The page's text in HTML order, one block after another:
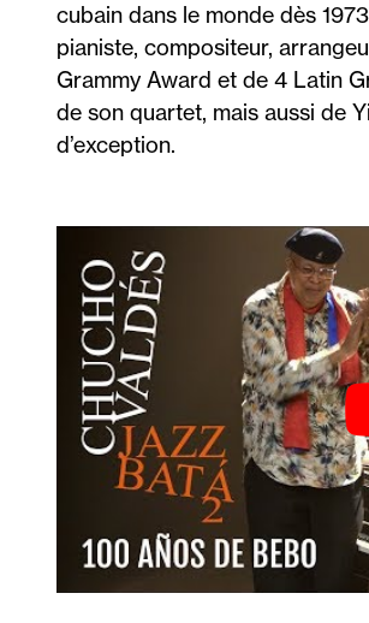
cubain dans le monde dès
pianiste, compositeur,
Grammy Award et de 4 Latin
de son quartet, mais aussi de
d’exception.